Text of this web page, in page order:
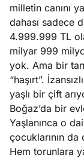
milletin canını
dahası sadece
4.999.999 TL
milyar 999
yok. Ama bir
“haşırt”.
yaşlı bir çift
Boğaz’da bir
Yaşlanınca o
çocuklarının
Hem torunlara